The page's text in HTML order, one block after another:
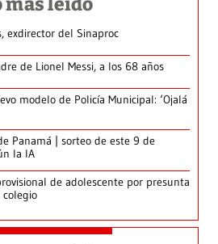
exdirector del Sinaproc
de Lionel Messi, a los 68 años
modelo de Policía Municipal: ‘Ojalá
Panamá | sorteo de este 9 de
la IA
de adolescente por presunta
colegio